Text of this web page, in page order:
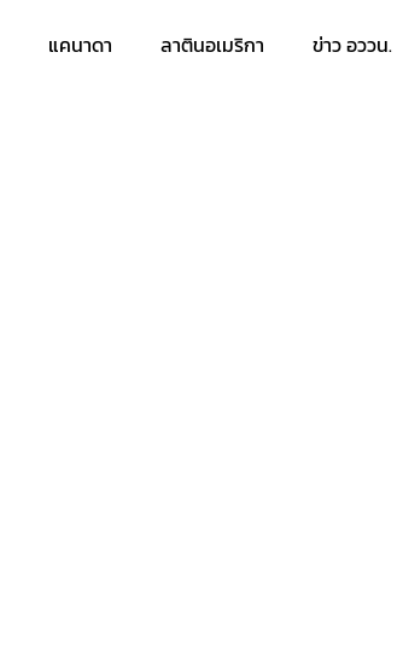
แคนาดา ลาตินอเมริกา ข่าว อววน.